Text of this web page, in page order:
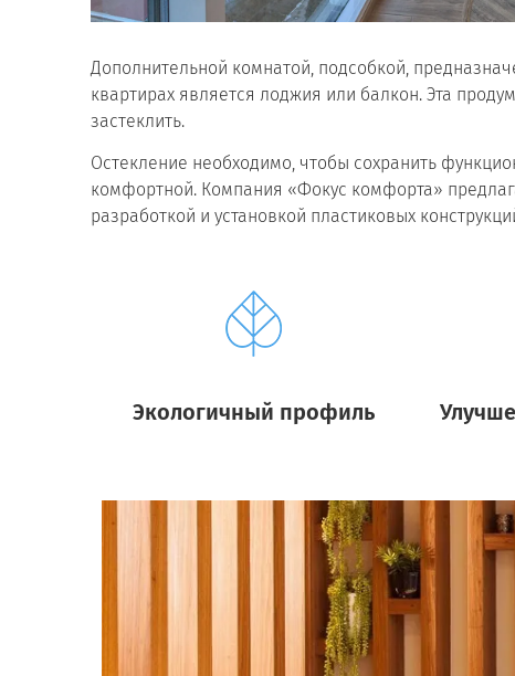
Дополнительной комнатой, подсобкой,
квартирах является лоджия или балкон. Эта
застеклить.
Остекление необходимо, чтобы сохранить
комфортной. Компания «Фокус комфорта»
разработкой и установкой пластиковых
Экологичный профиль